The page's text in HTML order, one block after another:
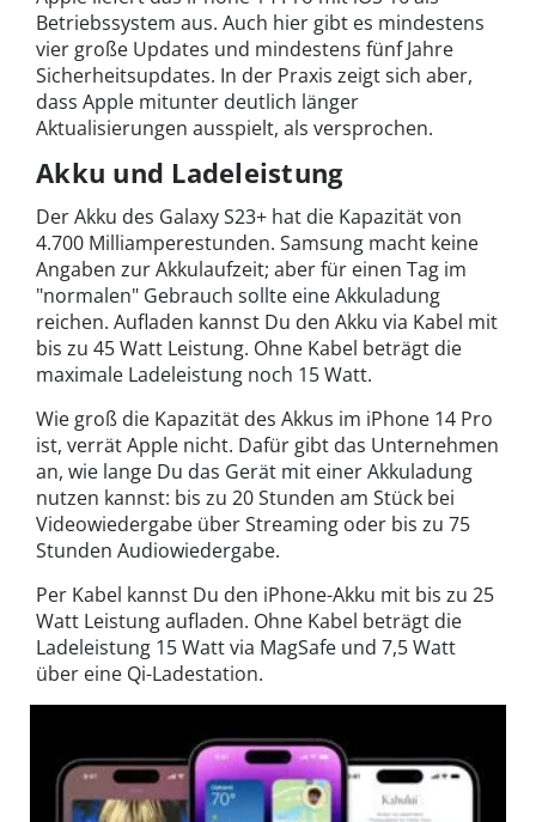
Betriebssystem aus. Auch hier gibt es mindestens
vier große Updates und mindestens fünf Jahre
Sicherheitsupdates. In der Praxis zeigt sich aber,
dass Apple mitunter deutlich länger
Aktualisierungen ausspielt, als versprochen.
Akku und Ladeleistung
Der Akku des Galaxy S23+ hat die Kapazität von
4.700 Milliamperestunden. Samsung macht keine
Angaben zur Akkulaufzeit; aber für einen Tag im
"normalen" Gebrauch sollte eine Akkuladung
reichen. Aufladen kannst Du den Akku via Kabel mit
bis zu 45 Watt Leistung. Ohne Kabel beträgt die
maximale Ladeleistung noch 15 Watt.
Wie groß die Kapazität des Akkus im iPhone 14 Pro
ist, verrät Apple nicht. Dafür gibt das Unternehmen
an, wie lange Du das Gerät mit einer Akkuladung
nutzen kannst: bis zu 20 Stunden am Stück bei
Videowiedergabe über Streaming oder bis zu 75
Stunden Audiowiedergabe.
Per Kabel kannst Du den iPhone-Akku mit bis zu 25
Watt Leistung aufladen. Ohne Kabel beträgt die
Ladeleistung 15 Watt via MagSafe und 7,5 Watt
über eine Qi-Ladestation.